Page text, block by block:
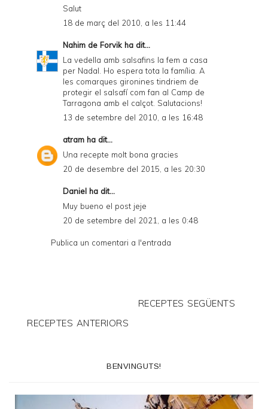
Salut
18 de març del 2010, a les 11:44
Nahim de Forvikha dit...
La vedella amb salsafins la fem a casa
per Nadal. Ho espera tota la família. A
les comarques gironines tindriem de
protegir el salsafí com fan al Camp de
Tarragona amb el calçot. Salutacions!
13 de setembre del 2010, a les 16:48
atram ha dit...
Una recepte molt bona gracies
20 de desembre del 2015, a les 20:30
Daniel ha dit...
Muy bueno el post jeje
20 de setembre del 2021, a les 0:48
Publica un comentari a l'entrada
RECEPTES SEGÜENTS
RECEPTES ANTERIORS
BENVINGUTS!